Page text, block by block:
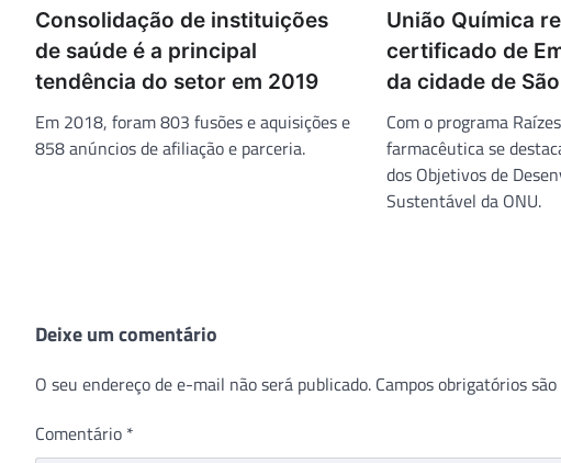
Consolidação de instituições
de saúde é a principal
tendência do setor em 2019
Em 2018, foram 803 fusões e aquisições e
858 anúncios de afiliação e parceria.
União Química
certificado de
da cidade de
Com o programa
farmacêutica se
dos Objetivos de
Sustentável da ONU.
Deixe um comentário
O seu endereço de e-mail não será publicado. Campos obrigatórios
Comentário *